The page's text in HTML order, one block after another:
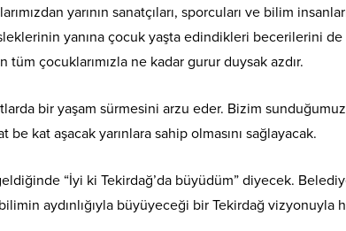
yarının sanatçıları, sporcuları ve bilim
yanına çocuk yaşta edindikleri becerilerini de
çocuklarımızla ne kadar gurur duysak azdır.
bir yaşam sürmesini arzu eder. Bizim sunduğumuz
kat aşacak yarınlara sahip olmasını sağlayacak.
“İyi ki Tekirdağ’da büyüdüm” diyecek.
aydınlığıyla büyüyeceği bir Tekirdağ vizyonuyla